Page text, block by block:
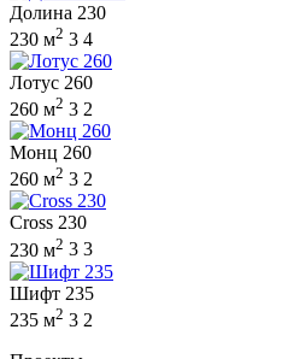
Долина 230
230 м2 3 4
Лотус 260
260 м2 3 2
Монц 260
260 м2 3 2
Cross 230
230 м2 3 3
Шифт 235
235 м2 3 2